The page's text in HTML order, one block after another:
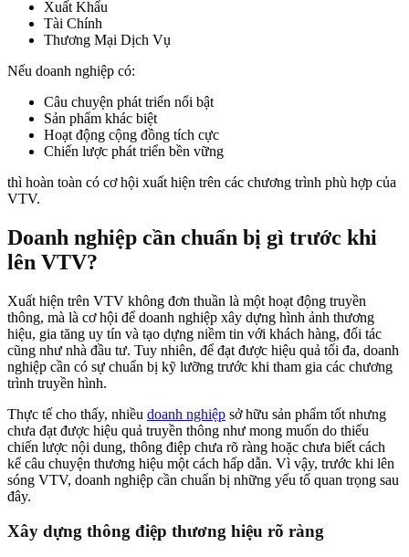
Xuất Khẩu
Tài Chính
Thương Mại Dịch Vụ
Nếu doanh nghiệp có:
Câu chuyện phát triển nổi bật
Sản phẩm khác biệt
Hoạt động cộng đồng tích cực
Chiến lược phát triển bền vững
thì hoàn toàn có cơ hội xuất hiện trên các chương trình phù hợp của
VTV.
Doanh nghiệp cần chuẩn bị gì trước khi
lên VTV?
Xuất hiện trên VTV không đơn thuần là một hoạt động truyền
thông, mà là cơ hội để doanh nghiệp xây dựng hình ảnh thương
hiệu, gia tăng uy tín và tạo dựng niềm tin với khách hàng, đối tác
cũng như nhà đầu tư. Tuy nhiên, để đạt được hiệu quả tối đa, doanh
nghiệp cần có sự chuẩn bị kỹ lưỡng trước khi tham gia các chương
trình truyền hình.
Thực tế cho thấy, nhiều doanh nghiệp sở hữu sản phẩm tốt nhưng
chưa đạt được hiệu quả truyền thông như mong muốn do thiếu
chiến lược nội dung, thông điệp chưa rõ ràng hoặc chưa biết cách
kể câu chuyện thương hiệu một cách hấp dẫn. Vì vậy, trước khi lên
sóng VTV, doanh nghiệp cần chuẩn bị những yếu tố quan trọng sau
đây.
Xây dựng thông điệp thương hiệu rõ ràng